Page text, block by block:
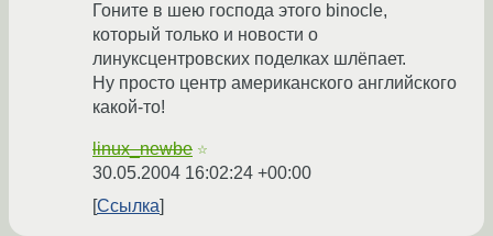
Гоните в шею господа этого binocle,
который только и новости о
линуксцентровских поделках шлёпает.
Ну просто центр американского английского
какой-то!
linux_newbe ☆
30.05.2004 16:02:24 +00:00
Ссылка